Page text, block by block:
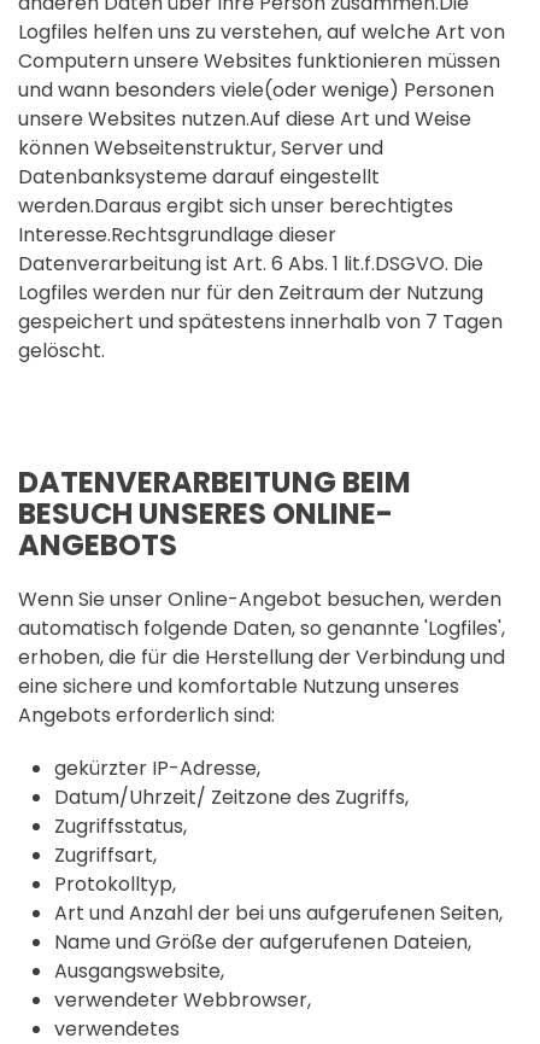
Logfiles helfen uns zu verstehen, auf welche Art von
Computern unsere Websites funktionieren müssen
und wann besonders viele(oder wenige) Personen
unsere Websites nutzen.Auf diese Art und Weise
können Webseitenstruktur, Server und
Datenbanksysteme darauf eingestellt
werden.Daraus ergibt sich unser berechtigtes
Interesse.Rechtsgrundlage dieser
Datenverarbeitung ist Art. 6 Abs. 1 lit.f.DSGVO. Die
Logfiles werden nur für den Zeitraum der Nutzung
gespeichert und spätestens innerhalb von 7 Tagen
gelöscht.
DATENVERARBEITUNG BEIM
BESUCH UNSERES ONLINE-
ANGEBOTS
Wenn Sie unser Online-Angebot besuchen, werden
automatisch folgende Daten, so genannte 'Logfiles',
erhoben, die für die Herstellung der Verbindung und
eine sichere und komfortable Nutzung unseres
Angebots erforderlich sind:
gekürzter IP-Adresse,
Datum/Uhrzeit/ Zeitzone des Zugriffs,
Zugriffsstatus,
Zugriffsart,
Protokolltyp,
Art und Anzahl der bei uns aufgerufenen Seiten,
Name und Größe der aufgerufenen Dateien,
Ausgangswebsite,
verwendeter Webbrowser,
verwendetes